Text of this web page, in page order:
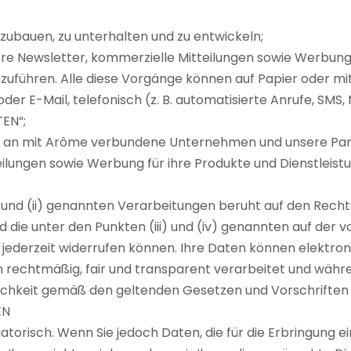
zu unterhalten und zu entwickeln;
Newsletter, kommerzielle Mitteilungen sowie
Alle diese Vorgänge können auf Papier oder
E-Mail, telefonisch (z. B. automatisierte Anrufe, SMS,
mit Arôme verbundene Unternehmen und unsere
sowie Werbung für ihre Produkte und
(ii) genannten Verarbeitungen beruht auf den
unter den Punkten (iii) und (iv) genannten auf der
jederzeit widerrufen können. Ihre Daten können
fair und transparent verarbeitet und
gemäß den geltenden Gesetzen und
Wenn Sie jedoch Daten, die für die Erbringung